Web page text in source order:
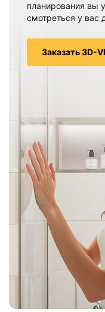
планирования вы
смотреться у вас
Заказать 3D-